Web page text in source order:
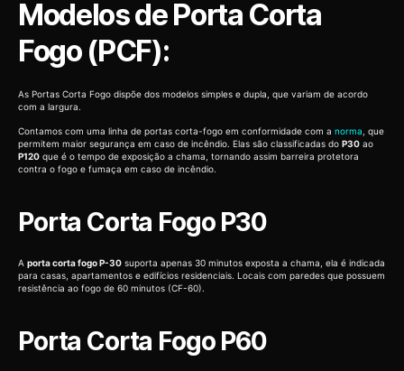
Modelos de Porta Corta
Fogo (PCF):
As Portas Corta Fogo dispõe dos modelos simples e dupla, que variam de acordo
com a largura.
Contamos com uma linha de portas corta-fogo em conformidade com a norma , que
permitem maior segurança em caso de incêndio. Elas são classificadas do P30 ao
P120 que é o tempo de exposição a chama, tornando assim barreira protetora
contra o fogo e fumaça em caso de incêndio.
Porta Corta Fogo P30
A porta corta fogo P-30 suporta apenas 30 minutos exposta a chama, ela é indicada
para casas, apartamentos e edifícios residenciais. Locais com paredes que possuem
resistência ao fogo de 60 minutos (CF-60).
Porta Corta Fogo P60